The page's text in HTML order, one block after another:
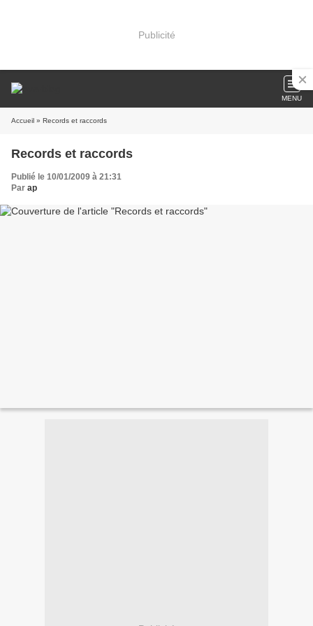
Publicité
MENU
Accueil » Records et raccords
Records et raccords
Publié le 10/01/2009 à 21:31
Par ap